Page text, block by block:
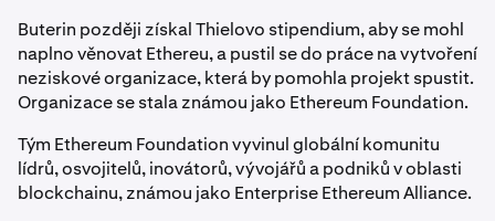
Buterin později získal Thielovo stipendium, aby se mohl
naplno věnovat Ethereu, a pustil se do práce na vytvoření
neziskové organizace, která by pomohla projekt spustit.
Organizace se stala známou jako Ethereum Foundation.
Tým Ethereum Foundation vyvinul globální komunitu
lídrů, osvojitelů, inovátorů, vývojářů a podniků v oblasti
blockchainu, známou jako Enterprise Ethereum Alliance.